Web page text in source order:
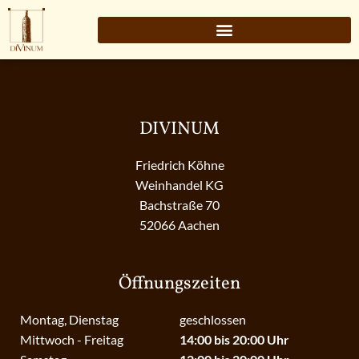
DIVINUM
Friedrich Köhne
Weinhandel KG
Bachstraße 70
52066 Aachen
Öffnungszeiten
Montag, Dienstag
Mittwoch - Freitag
geschlossen
14:00 bis 20:00 Uhr